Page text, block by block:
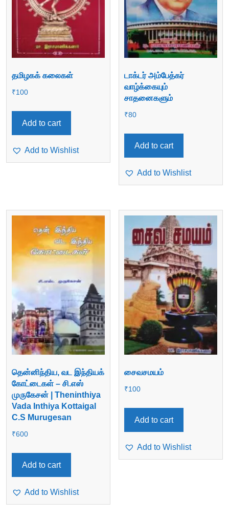
தமிழகக் கலைகள்
₹100
Add to cart
Add to Wishlist
டாக்டர் அம்பேத்கர்
வாழ்க்கையும்
சாதனைகளும்
₹80
Add to cart
Add to Wishlist
தென்னிந்திய, வட இந்தியக்
கோட்டைகள் – சி.எஸ்
முருகேசன் | Theninthiya
Vada Inthiya Kottaigal
C.S Murugesan
₹600
Add to cart
Add to Wishlist
சைவசமயம்
₹100
Add to cart
Add to Wishlist